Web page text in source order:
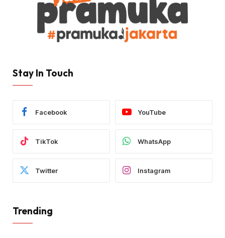
Stay In Touch
Facebook YouTube
TikTok WhatsApp
Twitter Instagram
Trending